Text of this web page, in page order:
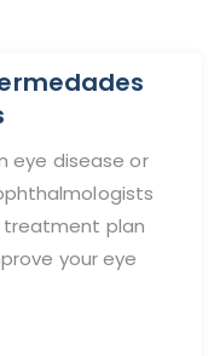
eye disease or
treatment plan
your eye